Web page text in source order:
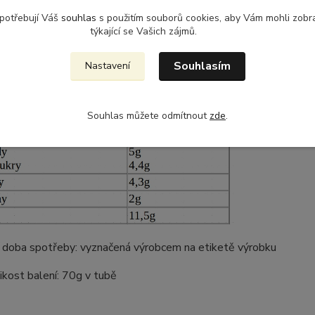
paprika (87%), stolní sůl, modifikovaný škrob,
se ještě zmínit o průměrných výživových hodnotách ve 100g
doba spotřeby: vyznačená výrobcem na etiketě výrobku
balení: 70g v tubě
Váš souhlas s použitím souborů cookies, aby Vám mohli
týkající se Vašich zájmů.
Nastavení Souhlasím
Souhlas můžete odmítnout zde.